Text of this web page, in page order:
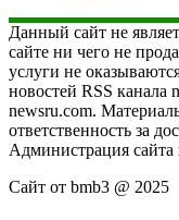
Данный сайт не
сайте ни чего не
услуги не
новостей RSS канала
newsru.com.
ответственность за
Администрация сайта
Сайт от bmb3 @ 2025